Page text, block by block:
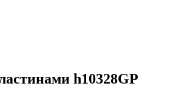
h10328GP